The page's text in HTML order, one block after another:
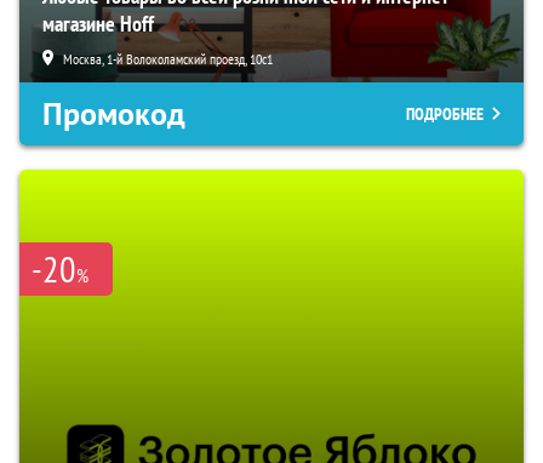
магазине Hoff
Москва, 1-й Волоколамский проезд, 10с1
Промокод ПОДРОБНЕЕ
-20%